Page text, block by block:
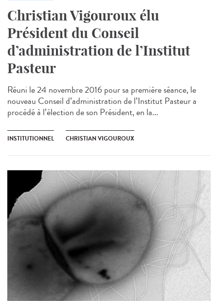
Christian Vigouroux élu
Président du Conseil
d’administration de l’Institut
Pasteur
Réuni le 24 novembre 2016 pour sa première séance, le
nouveau Conseil d’administration de l’Institut Pasteur a
procédé à l’élection de son Président, en la...
INSTITUTIONNEL CHRISTIAN VIGOUROUX